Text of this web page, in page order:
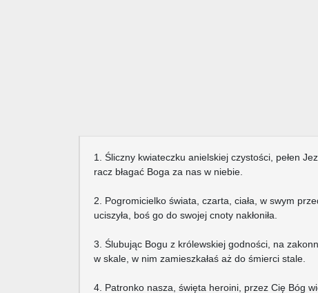
1. Śliczny kwiateczku anielskiej czystości, pełen
racz błagać Boga za nas w niebie.
2. Pogromicielko świata, czarta, ciała, w swym
uciszyła, boś go do swojej cnoty nakłoniła.
3. Ślubując Bogu z królewskiej godności, na
w skale, w nim zamieszkałaś aż do śmierci stale.
4. Patronko nasza, święta heroini, przez Cię Bóg